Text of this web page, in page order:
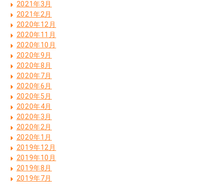
2021年3月
2021年2月
2020年12月
2020年11月
2020年10月
2020年9月
2020年8月
2020年7月
2020年6月
2020年5月
2020年4月
2020年3月
2020年2月
2020年1月
2019年12月
2019年10月
2019年8月
2019年7月